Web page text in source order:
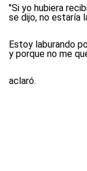
"Si yo hubiera
se dijo, no estaría
Estoy laburando
y porque no me
aclaró.